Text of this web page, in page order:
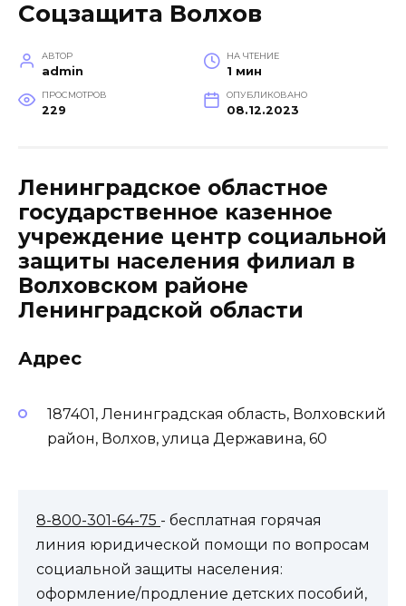
Соцзащита Волхов
АВТОР
admin
НА ЧТЕНИЕ
1 мин
ПРОСМОТРОВ
229
ОПУБЛИКОВАНО
08.12.2023
Ленинградское областное
государственное казенное
учреждение центр социальной
защиты населения филиал в
Волховском районе
Ленинградской области
Адрес
187401, Ленинградская область, Волховский
район, Волхов, улица Державина, 60
8-800-301-64-75 - бесплатная горячая
линия юридической помощи по вопросам
социальной защиты населения:
оформление/продление детских пособий,